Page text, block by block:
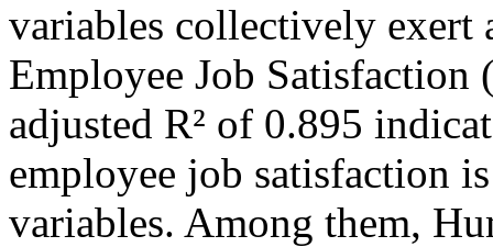
variables collectively
Employee Job
adjusted R² of 0.895
employee job satisfaction
variables. Among them,